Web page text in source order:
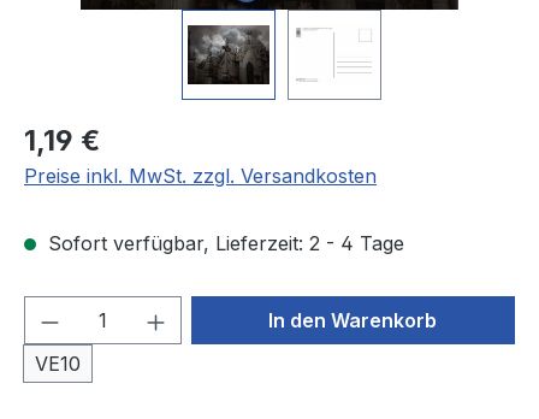
Regulärer Preis:
1,19 €
Preise inkl. MwSt. zzgl. Versandkosten
Sofort verfügbar, Lieferzeit: 2 - 4 Tage
Produkt Anzahl: Gib den
VE10
In den Warenkorb